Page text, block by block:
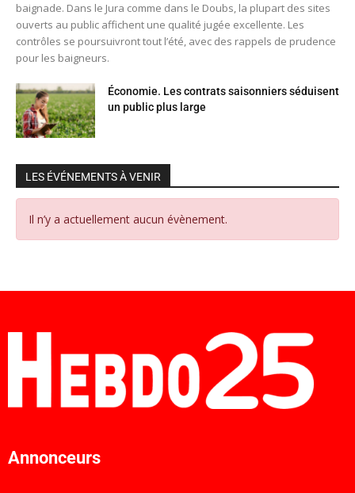
baignade. Dans le Jura comme dans le Doubs, la plupart des sites
ouverts au public affichent une qualité jugée excellente. Les
contrôles se poursuivront tout l’été, avec des rappels de prudence
pour les baigneurs.
Économie. Les contrats saisonniers séduisent
un public plus large
LES ÉVÉNEMENTS À VENIR
Il n’y a actuellement aucun évènement.
Annonceurs